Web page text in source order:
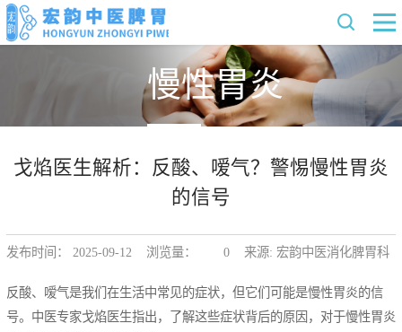
慢性胃炎
戈焰医生解析：反酸、嗳气？警惕慢性胃炎
的信号
发布时间： 2025-09-12 浏览量： 0来源: 宏韵中医消化脾胃科
反酸、嗳气是我们在生活中常见的症状，但它们可能是慢性胃炎的信
号。中医专家戈焰医生指出，了解这些症状背后的原因，对于慢性胃炎